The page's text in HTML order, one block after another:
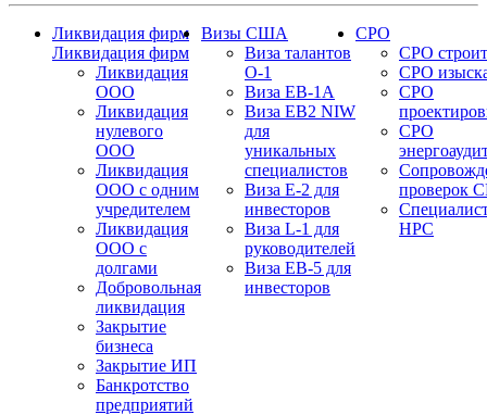
Ликвидация фирм
Ликвидация фирм
Ликвидация
ООО
Ликвидация
нулевого
ООО
Ликвидация
ООО с одним
учредителем
Ликвидация
ООО с
долгами
Добровольная
ликвидация
Закрытие
бизнеса
Закрытие ИП
Банкротство
предприятий
Визы США
Виза талантов
О-1
Виза EB-1A
Виза EB2 NIW
для
уникальных
специалистов
Виза E-2 для
инвесторов
Виза L-1 для
руководителей
Виза EB-5 для
инвесторов
СРО
СРО
СРО
СРО
СРО
проверок
НРС